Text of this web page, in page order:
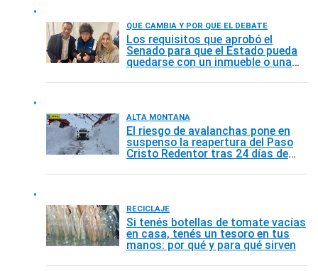
QUÉ CAMBIA Y POR QUÉ EL DEBATE
Los requisitos que aprobó el
Senado para que el Estado pueda
quedarse con un inmueble o una
ALTA MONTAÑA
El riesgo de avalanchas pone en
suspenso la reapertura del Paso
Cristo Redentor tras 24 días de
RECICLAJE
Si tenés botellas de tomate vacías
en casa, tenés un tesoro en tus
manos: por qué y para qué sirven